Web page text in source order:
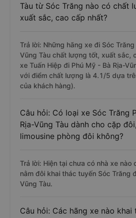
Tàu từ Sóc Trăng nào có chất
xuất sắc, cao cấp nhất?
Trả lời: Những hãng xe đi Sóc
Vũng Tàu chất lượng tốt, xuất sắc,
xe Tuấn Hiệp đi Phú Mỹ - Bà Rịa-
với điểm chất lượng là 4.1/5 dựa
của khách hàng).
Câu hỏi: Có loại xe Sóc Trăng
Rịa-Vũng Tàu dành cho cặp
limousine phòng đôi không?
Trả lời: Hiện tại chưa có nhà xe nào
nằm đôi khai thác tuyến Sóc Trăng
Vũng Tàu.
Câu hỏi: Các hãng xe nào khai